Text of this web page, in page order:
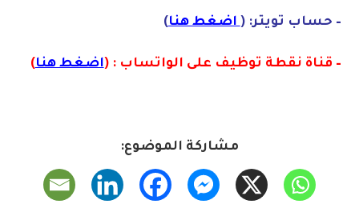
– حساب تويتر: ( اضغط هنا)
– قناة نقطة توظيف على الواتساب : (اضغط هنا)
مشاركة الموضوع: